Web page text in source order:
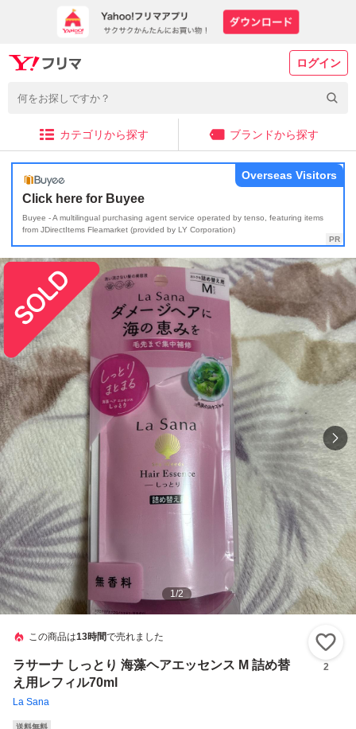
ログイン
カテゴリから探す ブランドから探す
Click here for Buyee
Buyee - A multilingual purchasing agent service operated by tenso, featuring items
from JDirectItems Fleamarket (provided by LY Corporation)
Overseas Visitors
1/2
この商品は13時間で売れました
ラサーナ しっとり 海藻ヘアエッセンス M 詰め替
え用レフィル70ml
La Sana
2